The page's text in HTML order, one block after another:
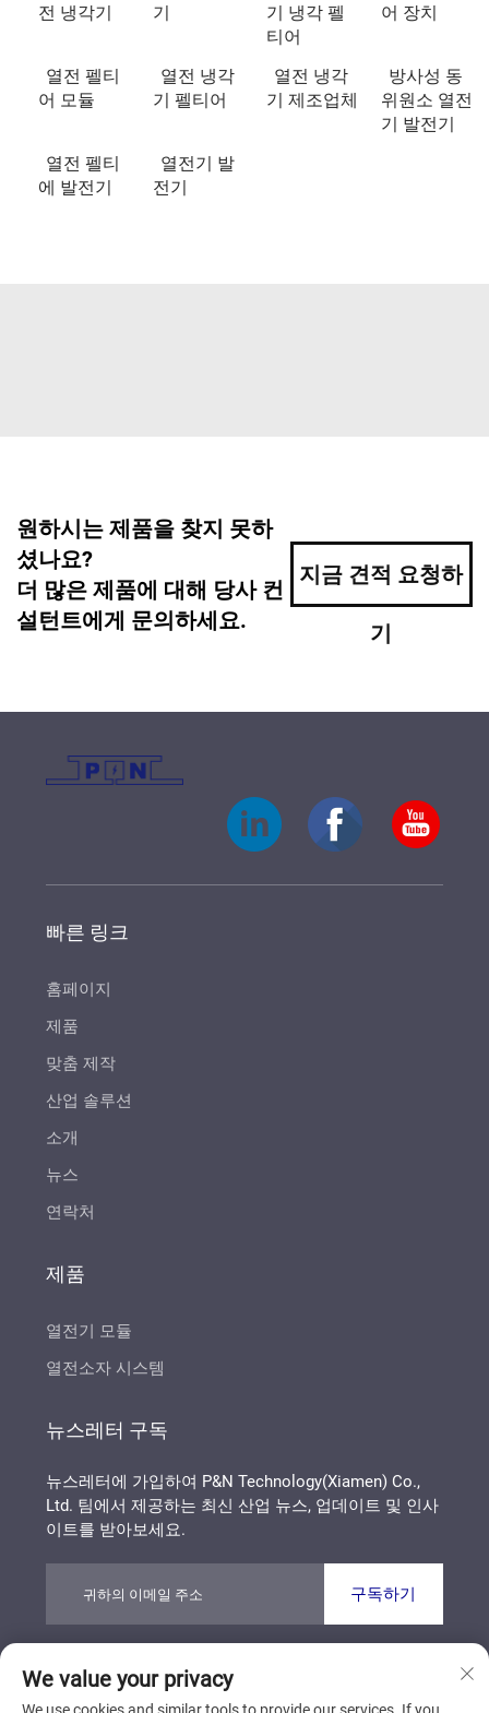
전 냉각기
기
기 냉각 펠
티어
어 장치
열전 펠티
어 모듈
열전 냉각
기 펠티어
열전 냉각
기 제조업체
방사성 동
위원소 열전
기 발전기
열전 펠티
에 발전기
열전기 발
전기
원하시는 제품을 찾지 못하
셨나요?
더 많은 제품에 대해 당사 컨
설턴트에게 문의하세요.
지금 견적 요청하
기
빠른 링크
홈페이지
제품
맞춤 제작
산업 솔루션
소개
뉴스
연락처
제품
열전기 모듈
열전소자 시스템
뉴스레터 구독
뉴스레터에 가입하여 P&N Technology(Xiamen) Co.,
Ltd. 팀에서 제공하는 최신 산업 뉴스, 업데이트 및 인사
이트를 받아보세요.
구독하기
Copyright © P&N Technology (Xiamen) Co., Ltd. All
Rights Reserved
개인정보 보호정책 블로그
We value your privacy